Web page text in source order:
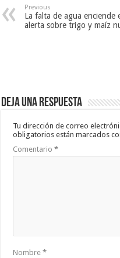
Previous
La falta de agua enciende
alerta sobre trigo y maíz
Deja una respuesta
Tu dirección de correo
obligatorios están marcados
Comentario*
Nombre*